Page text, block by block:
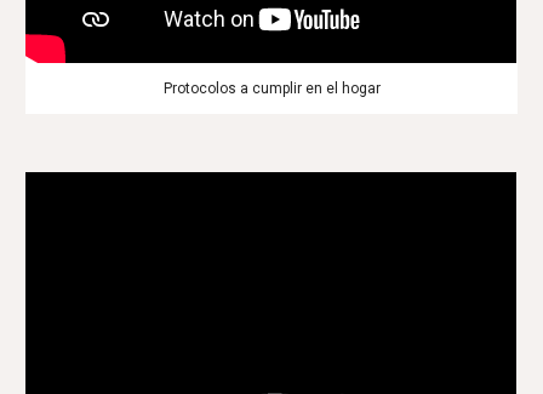
Protocolos a cumplir en el hogar